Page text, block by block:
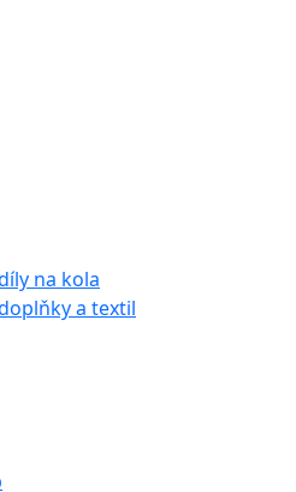
na kola
a textil